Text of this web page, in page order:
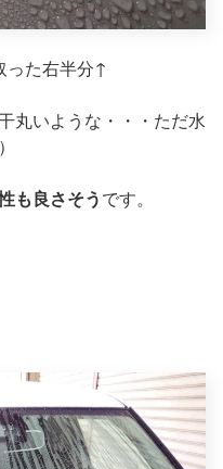
った右半分↑
丸いような・・・ただ水
も良さそうです。